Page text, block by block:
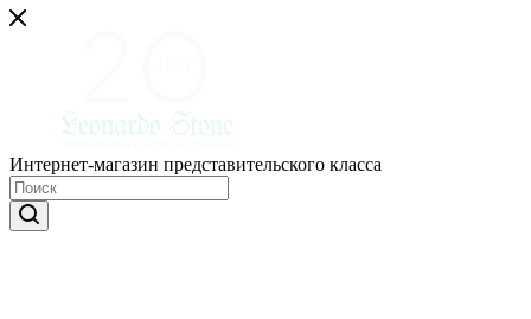
Интернет-магазин представительского класса